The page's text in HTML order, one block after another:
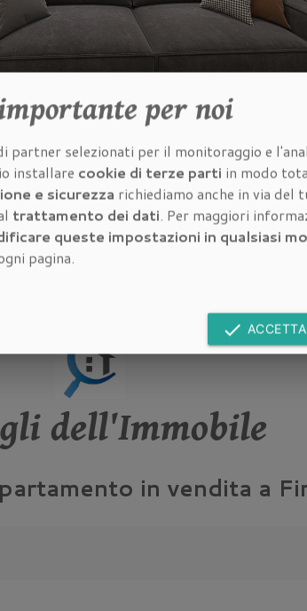
RICHIEDI INFORMAZIONI
dell'Immobile
in vendita a
per noi
partner selezionati per il monitoraggio e
installare cookie di terze parti in modo
e sicurezza richiediamo anche in via del
trattamento dei dati. Per maggiori
queste impostazioni in qualsiasi
pagina.
done